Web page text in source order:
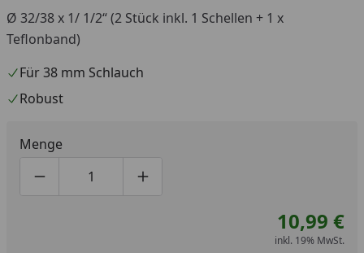
Ø 32/38 x 1/ 1/2“ (2 Stück inkl. 1 Schellen + 1 x
Teflonband)
Für 38 mm Schlauch
Robust
Menge
Produktmenge um eins verringern
Produktmenge manuell eingeben
Produktmenge um eins erhöhen
10,99 €
inkl. 19% MwSt.